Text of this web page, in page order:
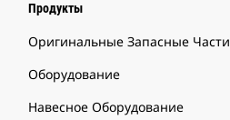
Продукты
Оригинальные Запасные Части
Оборудование
Навесное Оборудование